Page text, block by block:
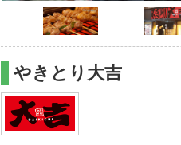
やきとり大吉